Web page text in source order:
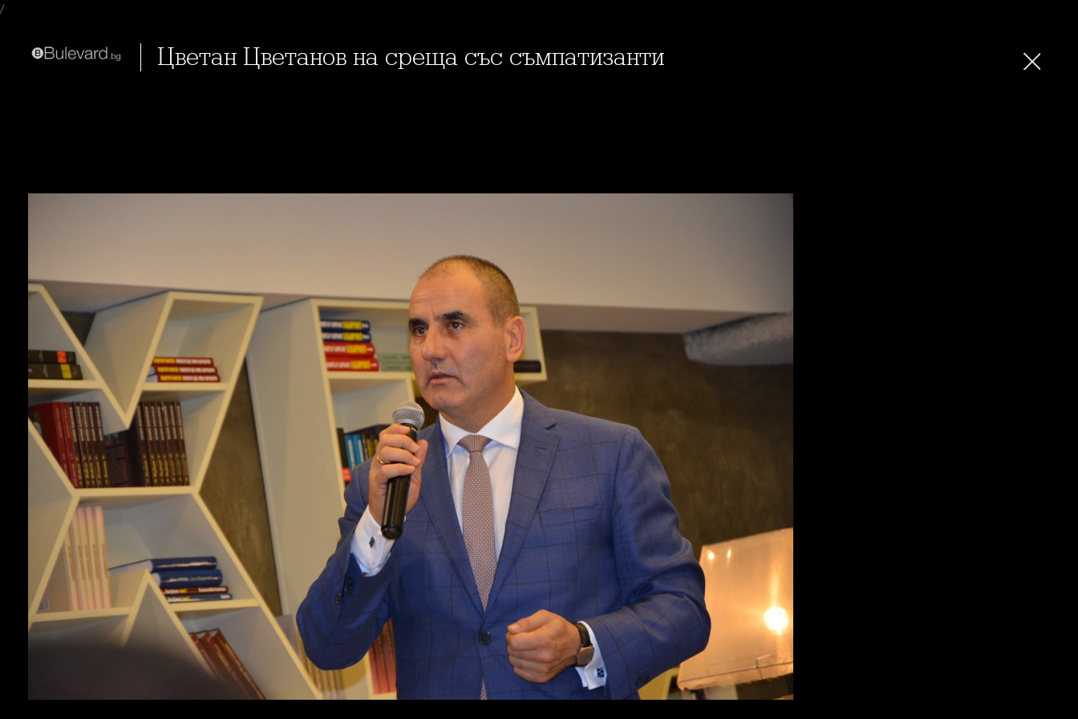
/
Цветан Цветанов на среща със съмпатизанти